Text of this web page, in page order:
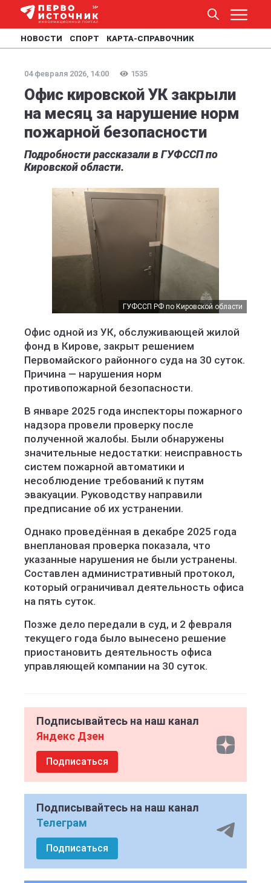
НОВОСТИ СПОРТ КАРТА-СПРАВОЧНИК
04 февраля 2026, 14:00 1535
Офис кировской УК закрыли
на месяц за нарушение норм
пожарной безопасности
Подробности рассказали в ГУФССП по
Кировской области.
ГУФССП РФ по Кировской области
Офис одной из УК, обслуживающей жилой
фонд в Кирове, закрыт решением
Первомайского районного суда на 30 суток.
Причина — нарушения норм
противопожарной безопасности.
В январе 2025 года инспекторы пожарного
надзора провели проверку после
полученной жалобы. Были обнаружены
значительные недостатки: неисправность
систем пожарной автоматики и
несоблюдение требований к путям
эвакуации. Руководству направили
предписание об их устранении.
Однако проведённая в декабре 2025 года
внеплановая проверка показала, что
указанные нарушения не были устранены.
Составлен административный протокол,
который ограничивал деятельность офиса
на пять суток.
Позже дело передали в суд, и 2 февраля
текущего года было вынесено решение
приостановить деятельность офиса
управляющей компании на 30 суток.
Подписывайтесь на наш канал
Яндекс Дзен
Подписаться
Подписывайтесь на наш канал
Телеграм
Подписаться